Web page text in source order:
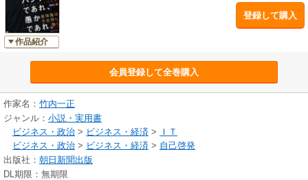
作品紹介
登録して購入
会員登録して全巻購入
作家名： 竹内一正
ジャンル： 小説・実用書
ビジネス・政治 > ビジネス・経済 >
ＩＴ
ビジネス・政治 > ビジネス・経済 > 自己啓発
出版社： 朝日新聞出版
DL期限：無期限